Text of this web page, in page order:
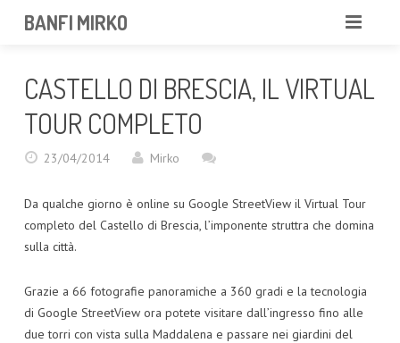
BANFI MIRKO
PROFESSIONISTA
SERVIZI
CONTATTAMI
CASTELLO DI BRESCIA, IL VIRTUAL
TOUR COMPLETO
23/04/2014 Mirko
Da qualche giorno è online su Google StreetView il Virtual Tour
completo del Castello di Brescia, l’imponente struttra che domina
sulla città.
Grazie a 66 fotografie panoramiche a 360 gradi e la tecnologia
di Google StreetView ora potete visitare dall’ingresso fino alle
due torri con vista sulla Maddalena e passare nei giardini del